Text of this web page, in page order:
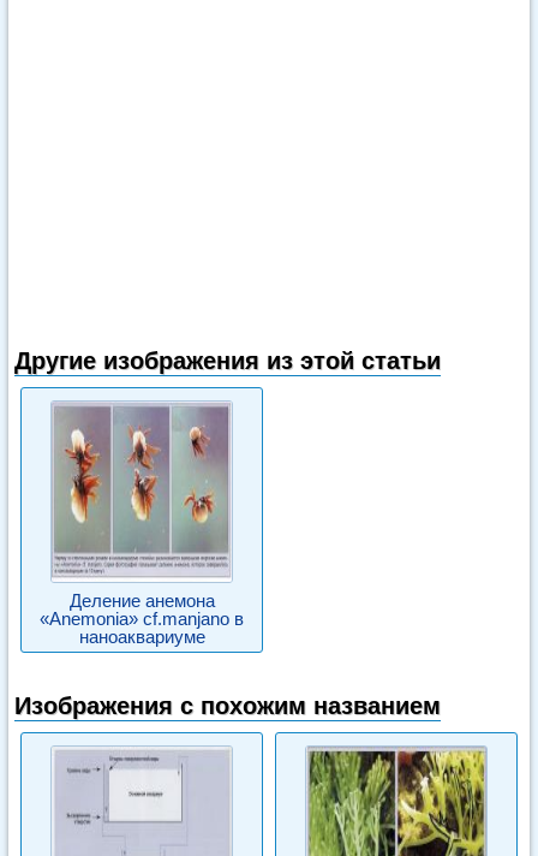
Другие изображения из этой статьи
Деление анемона
«Anemonia» cf.manjano в
наноаквариуме
Изображения с похожим названием